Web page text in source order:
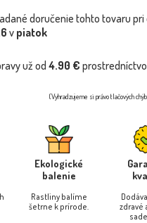
doručenie tohto tovaru
v piatok
už od4.90 €
(Vyhradzujeme si právo tlačových
Ekologické
balenie
Rastliny balíme
šetrne k prírode.
zdravé